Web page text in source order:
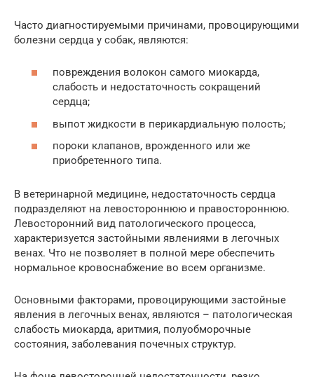
Часто диагностируемыми причинами, провоцирующими
болезни сердца у собак, являются:
повреждения волокон самого миокарда,
слабость и недостаточность сокращений
сердца;
выпот жидкости в перикардиальную полость;
пороки клапанов, врожденного или же
приобретенного типа.
В ветеринарной медицине, недостаточность сердца
подразделяют на левостороннюю и правостороннюю.
Левосторонний вид патологического процесса,
характеризуется застойными явлениями в легочных
венах. Что не позволяет в полной мере обеспечить
нормальное кровоснабжение во всем организме.
Основными факторами, провоцирующими застойные
явления в легочных венах, являются – патологическая
слабость миокарда, аритмия, полуобморочные
состояния, заболевания почечных структур.